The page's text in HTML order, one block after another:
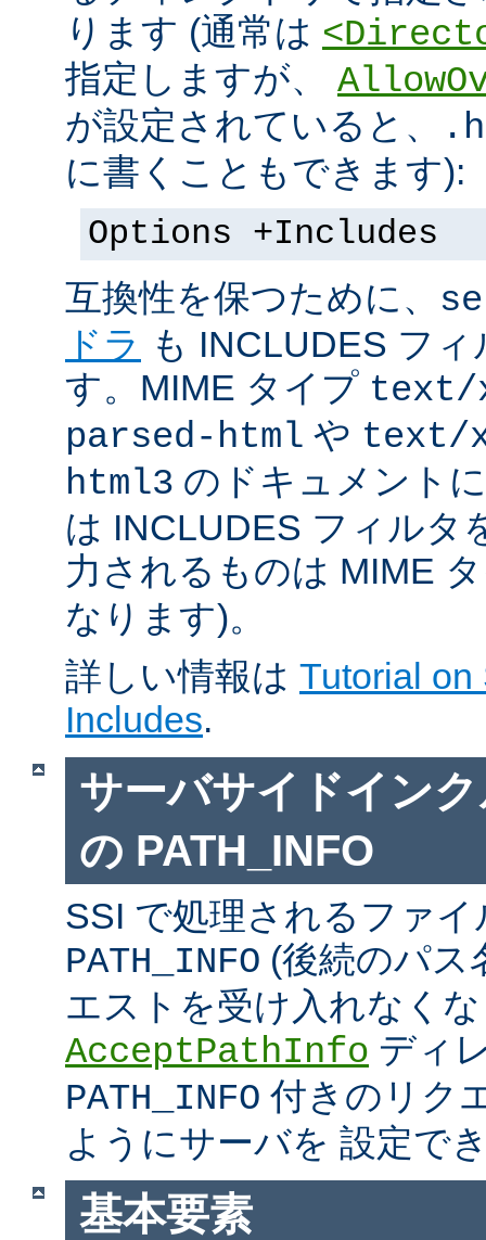
ります (通常は
指定しますが、
が設定されていると、
に書くこともできます):
Options +Includes
互換性を保つために、
ドラ も INCLUDES フ
す。MIME タイプ text/
parsed-html や text/
html3 のドキュメント
は INCLUDES フィルタ
力されるものは MIME
なります)。
詳しい情報は Tutorial on
Includes.
サーバサイドイン
の PATH_INFO
SSI で処理されるファ
PATH_INFO (後続のパス
エストを受け入れなく
AcceptPathInfo ディ
PATH_INFO 付きのリク
ようにサーバを 設定で
基本要素